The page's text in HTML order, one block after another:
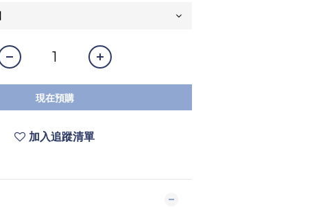
現在預購
加入追蹤清單